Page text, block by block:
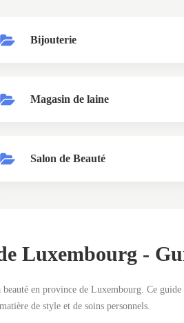
Bijouterie
Magasin de laine
Salon de Beauté
Luxembourg -
en province de Luxembourg. Ce
de style et de soins personnels.